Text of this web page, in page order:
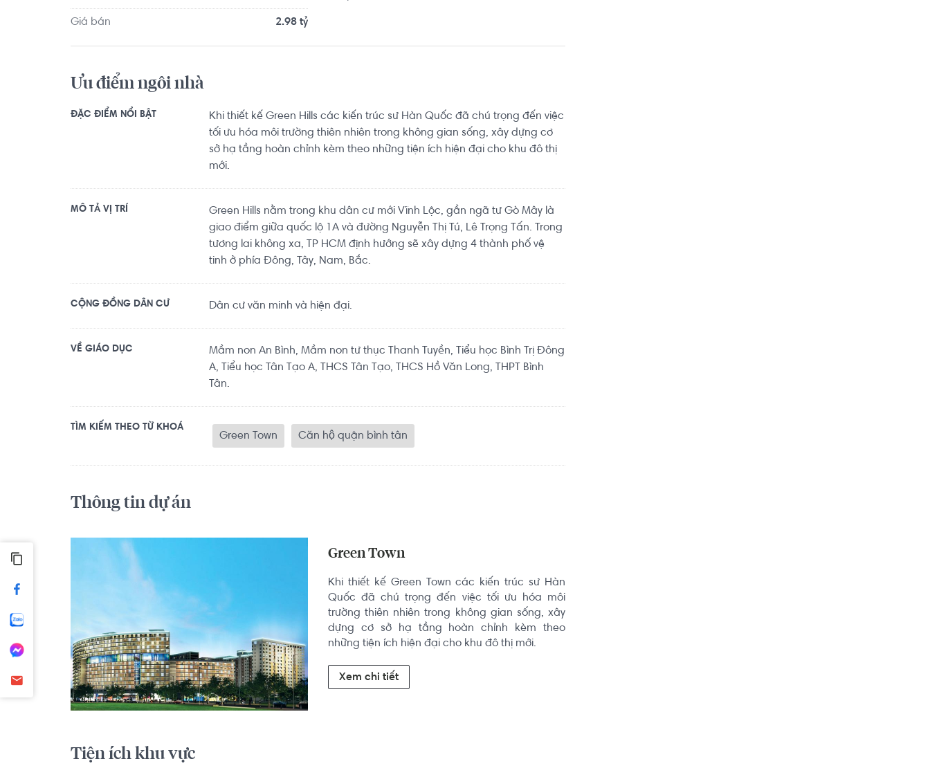
Giá bán 2.98 tỷ
Ưu điểm ngôi nhà
ĐẶC ĐIỂM NỔI BẬT
Khi thiết kế Green Hills các kiến trúc sư Hàn Quốc đã chú trọng đến việc
tối ưu hóa môi trường thiên nhiên trong không gian sống, xây dựng cơ
sở hạ tầng hoàn chỉnh kèm theo những tiện ích hiện đại cho khu đô thị
mới.
MÔ TẢ VỊ TRÍ
Green Hills nằm trong khu dân cư mới Vĩnh Lộc, gần ngã tư Gò Mây là
giao điểm giữa quốc lộ 1A và đường Nguyễn Thị Tú, Lê Trọng Tấn. Trong
tương lai không xa, TP HCM định hướng sẽ xây dựng 4 thành phố vệ
tinh ở phía Đông, Tây, Nam, Bắc.
CỘNG ĐỒNG DÂN CƯ Dân cư văn minh và hiện đại.
VỀ GIÁO DỤC
Mầm non An Bình, Mầm non tư thục Thanh Tuyền, Tiểu học Bình Trị Đông
A, Tiểu học Tân Tạo A, THCS Tân Tạo, THCS Hồ Văn Long, THPT Bình
Tân.
TÌM KIẾM THEO TỪ KHOÁ
Green Town Căn hộ quận bình tân
Thông tin dự án
Green Town
Khi thiết kế Green Town các kiến trúc sư Hàn
Quốc đã chú trọng đến việc tối ưu hóa môi
trường thiên nhiên trong không gian sống, xây
dựng cơ sở hạ tầng hoàn chỉnh kèm theo
những tiện ích hiện đại cho khu đô thị mới.
Xem chi tiết
Tiện ích khu vực